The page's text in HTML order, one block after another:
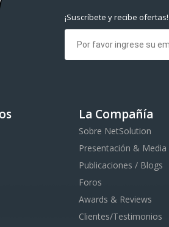
¡Suscríbete y recibe ofertas!
La Compañía
Sobre NetSolution
Presentación & Media
Publicaciones / Blogs
Foros
Awards & Reviews
Clientes/Testimonios